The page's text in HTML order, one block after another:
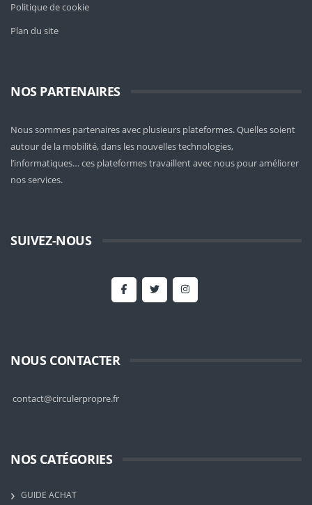
Politique de cookie
Plan du site
NOS PARTENAIRES
Nous sommes partenaires avec plusieurs plateformes. Quelles soient
autour de la mobilité, dans les nouvelles technologies,
l’informatiques… ces plateformes travaillent avec nous pour améliorer
nos services.
SUIVEZ-NOUS
NOUS CONTACTER
contact@circulerpropre.fr
NOS CATÉGORIES
GUIDE ACHAT